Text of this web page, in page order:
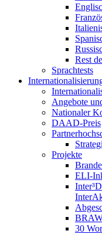
Rest
Sprachtests
Angebote
Nationaler
DAAD-Preis
Projekte
ELI-
30